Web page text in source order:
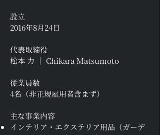
設立
2016年8月24日
代表取締役
松本 力 │ Chikara Matsumoto
従業員数
4名（非正規雇用者含まず）
主な事業内容
インテリア・エクステリア用品（ガーデ